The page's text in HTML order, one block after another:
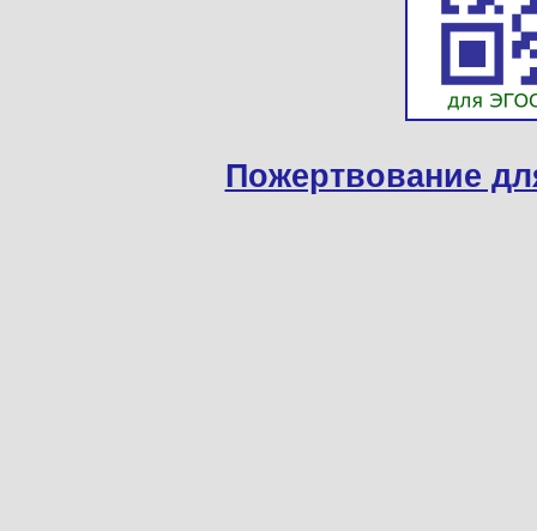
Пожертвование